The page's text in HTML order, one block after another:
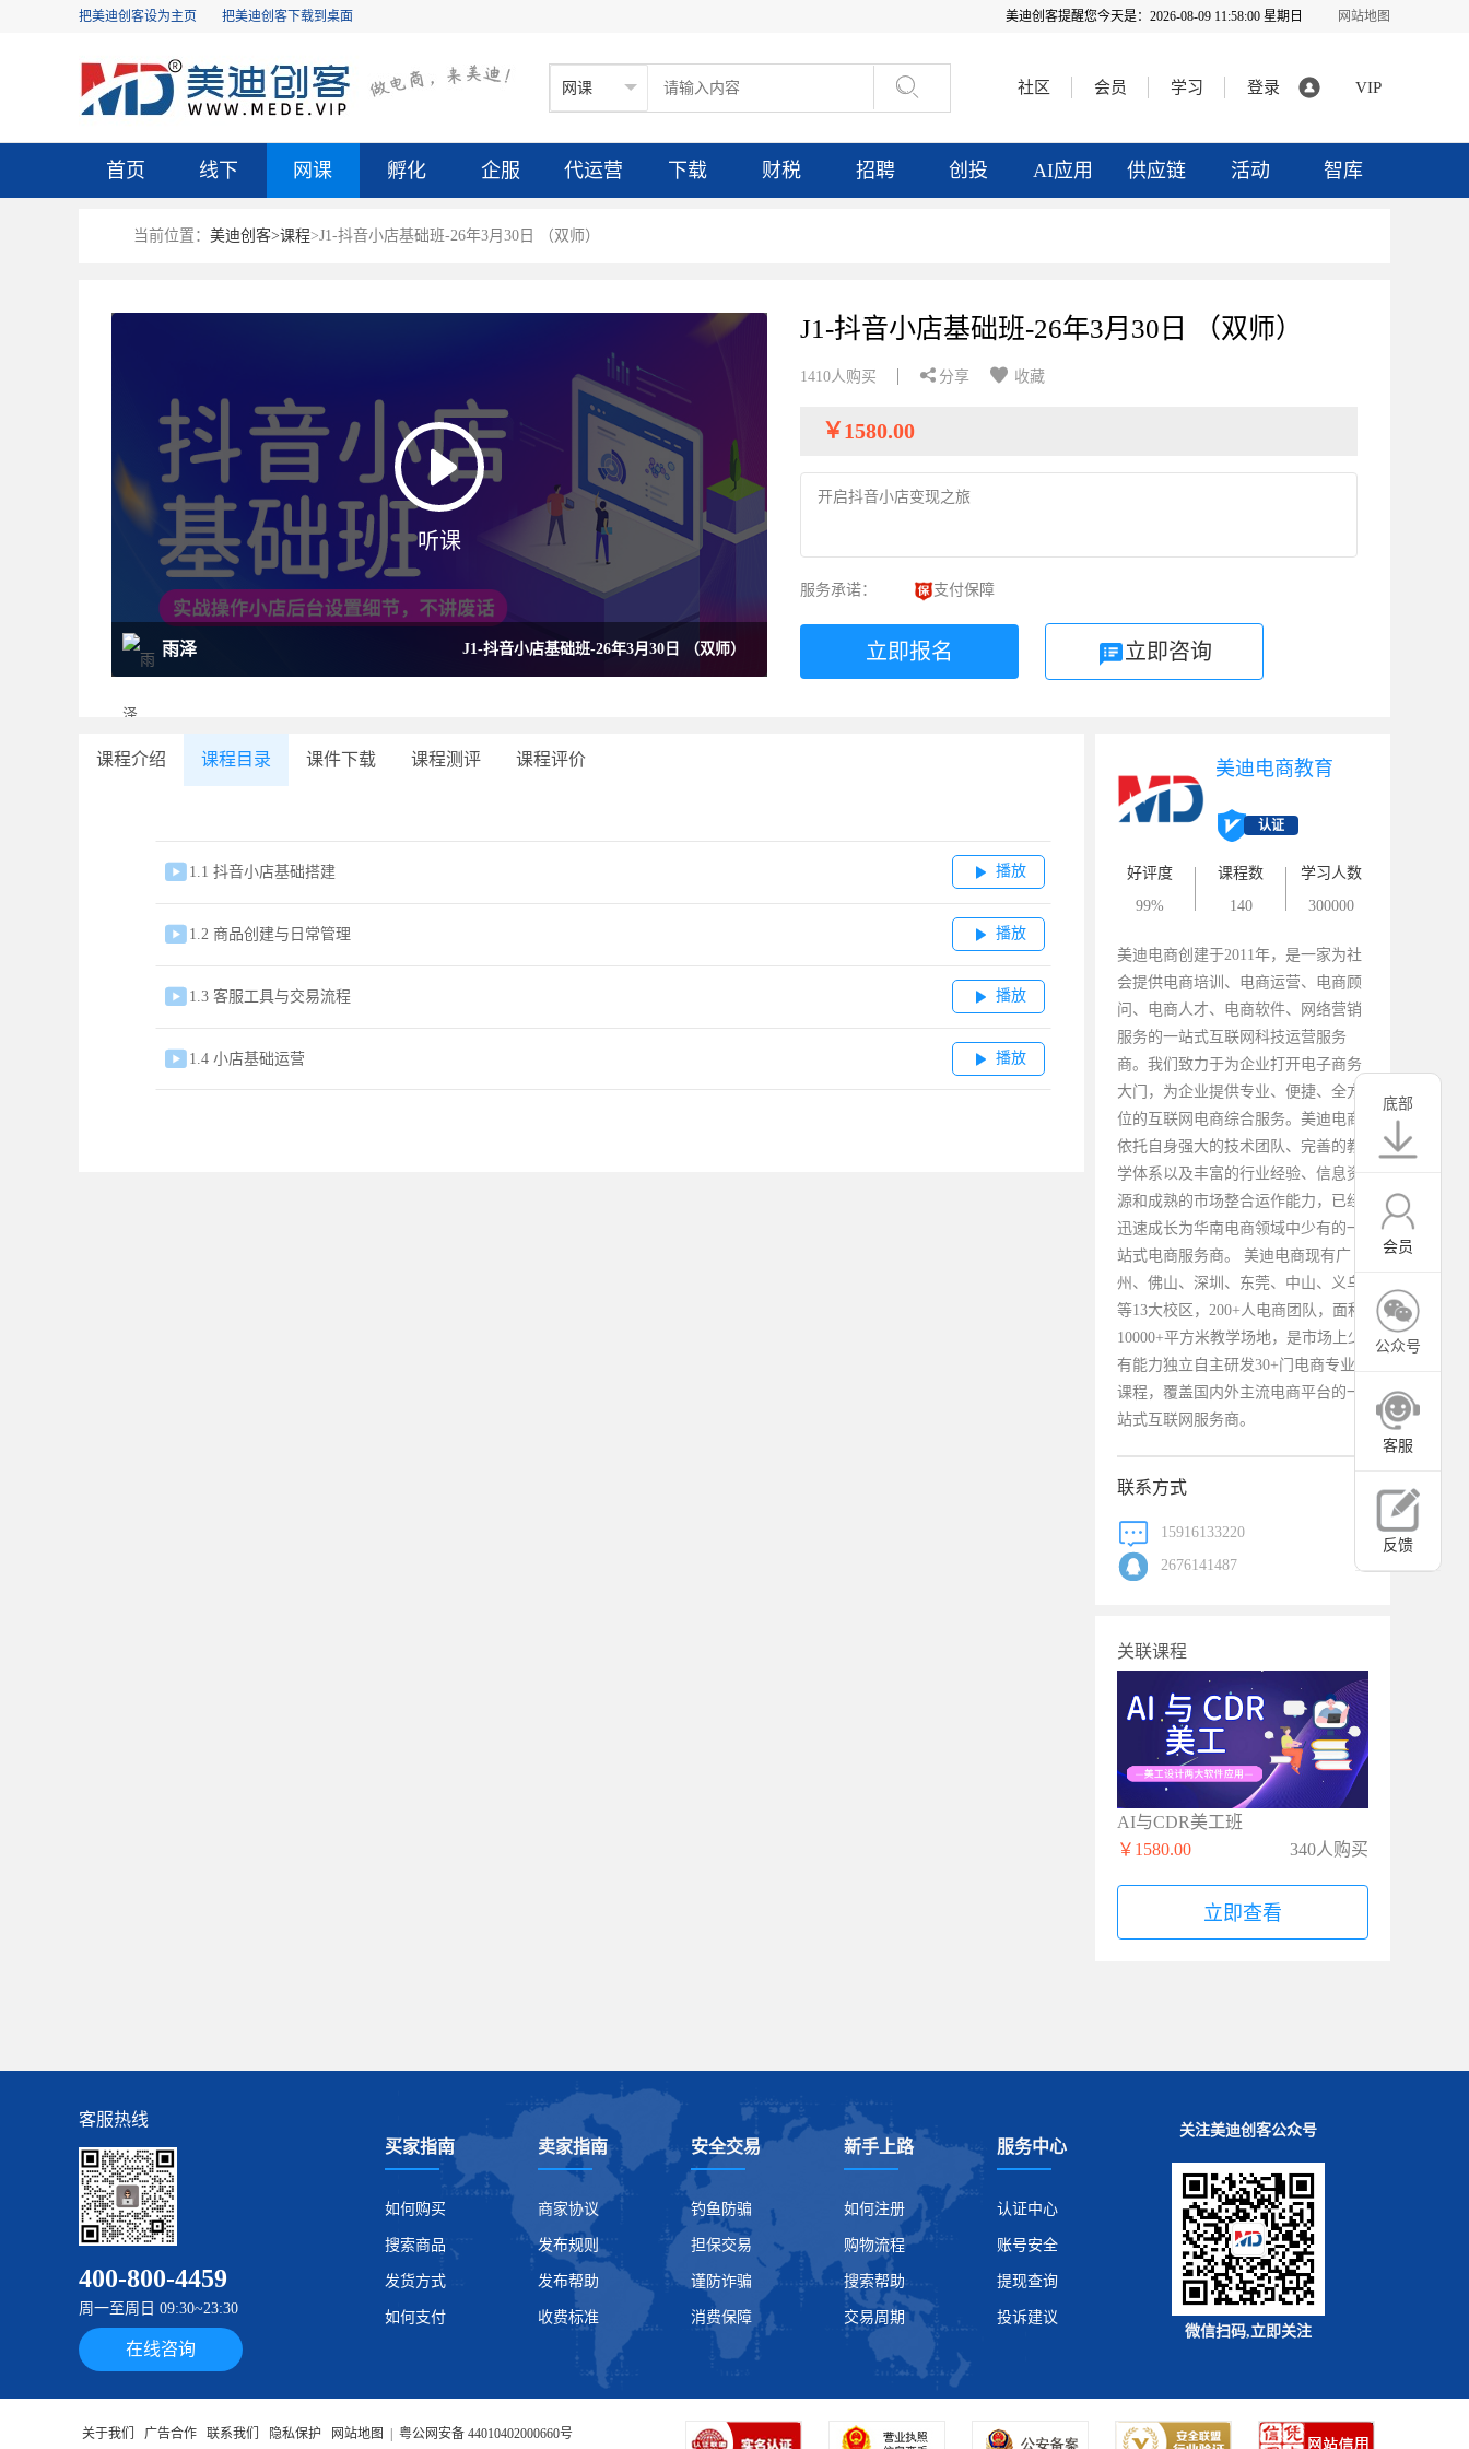
底部
会员
公众号
客服
反馈
把美迪创客设为主页 把美迪创客下载到桌面 美迪创客提醒您今天是： 2026-08-09 11:58:01 星期日 网站地图
 社区 会员 学习 登录 VIP
首页 线下 网课 孵化 企服 代运营 下载 财税 招聘 创投 AI应用 供应链 活动 智库
当前位置： 美迪创客>课程>J1-抖音小店基础班-26年3月30日 （双师）
听课
雨泽 J1-抖音小店基础班-26年3月30日 （双师）
J1-抖音小店基础班-26年3月30日 （双师）
1410人购买  分享  收藏
￥1580.00
开启抖音小店变现之旅
服务承诺： 支付保障
立即报名 立即咨询
课程介绍 课程目录 课件下载 课程测评 课程评价
 1.1 抖音小店基础搭建  播放
 1.2 商品创建与日常管理  播放
 1.3 客服工具与交易流程  播放
 1.4 小店基础运营  播放
美迪电商教育
认证
好评度
99%
课程数
140
学习人数
300000
美迪电商创建于2011年，是一家为社
会提供电商培训、电商运营、电商顾
问、电商人才、电商软件、网络营销
服务的一站式互联网科技运营服务
商。我们致力于为企业打开电子商务
大门，为企业提供专业、便捷、全方
位的互联网电商综合服务。美迪电商
依托自身强大的技术团队、完善的教
学体系以及丰富的行业经验、信息资
源和成熟的市场整合运作能力，已经
迅速成长为华南电商领域中少有的一
站式电商服务商。 美迪电商现有广
州、佛山、深圳、东莞、中山、义乌
等13大校区，200+人电商团队，面积
10000+平方米教学场地，是市场上少
有能力独立自主研发30+门电商专业
课程，覆盖国内外主流电商平台的一
站式互联网服务商。
联系方式
15916133220
2676141487
关联课程
AI与CDR美工班
￥1580.00
340人购买
立即查看
客服热线
400-800-4459
周一至周日 09:30~23:30
在线咨询
买家指南
如何购买
搜索商品
发货方式
如何支付
卖家指南
商家协议
发布规则
发布帮助
收费标准
安全交易
钓鱼防骗
担保交易
谨防诈骗
消费保障
新手上路
如何注册
购物流程
搜索帮助
交易周期
服务中心
认证中心
账号安全
提现查询
投诉建议
关注美迪创客公众号
微信扫码,立即关注
关于我们 广告合作 联系我们 隐私保护 网站地图 粤公网安备 44010402000660号